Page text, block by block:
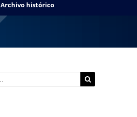
Archivo histórico